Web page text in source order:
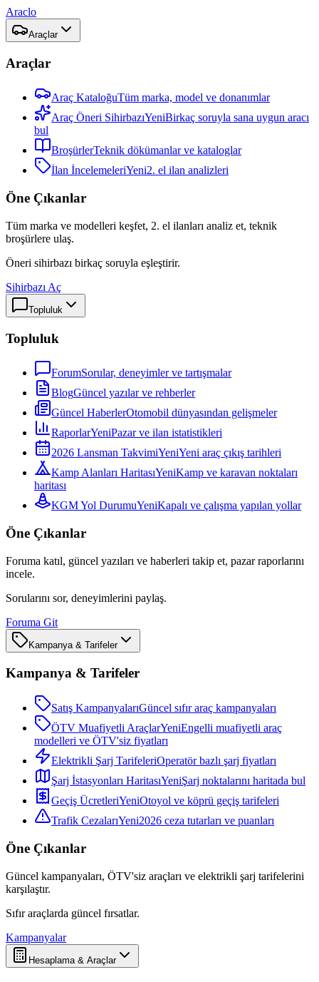
Araclo
Araçlar
Araçlar
Araç KataloğuTüm marka, model ve donanımlar
Araç Öneri SihirbazıYeniBirkaç soruyla sana uygun aracı
bul
BroşürlerTeknik dökümanlar ve kataloglar
İlan İncelemeleriYeni2. el ilan analizleri
Öne Çıkanlar
Tüm marka ve modelleri keşfet, 2. el ilanları analiz et, teknik
broşürlere ulaş.
Öneri sihirbazı birkaç soruyla eşleştirir.
Sihirbazı Aç
Topluluk
Topluluk
ForumSorular, deneyimler ve tartışmalar
BlogGüncel yazılar ve rehberler
Güncel HaberlerOtomobil dünyasından gelişmeler
RaporlarYeniPazar ve ilan istatistikleri
2026 Lansman TakvimiYeniYeni araç çıkış tarihleri
Kamp Alanları HaritasıYeniKamp ve karavan noktaları
haritası
KGM Yol DurumuYeniKapalı ve çalışma yapılan yollar
Öne Çıkanlar
Foruma katıl, güncel yazıları ve haberleri takip et, pazar raporlarını
incele.
Sorularını sor, deneyimlerini paylaş.
Foruma Git
Kampanya & Tarifeler
Kampanya & Tarifeler
Satış KampanyalarıGüncel sıfır araç kampanyaları
ÖTV Muafiyetli AraçlarYeniEngelli muafiyetli araç
modelleri ve ÖTV'siz fiyatları
Elektrikli Şarj TarifeleriOperatör bazlı şarj fiyatları
Şarj İstasyonları HaritasıYeniŞarj noktalarını haritada bul
Geçiş ÜcretleriYeniOtoyol ve köprü geçiş tarifeleri
Trafik CezalarıYeni2026 ceza tutarları ve puanları
Öne Çıkanlar
Güncel kampanyaları, ÖTV'siz araçları ve elektrikli şarj tarifelerini
karşılaştır.
Sıfır araçlarda güncel fırsatlar.
Kampanyalar
Hesaplama & Araçlar